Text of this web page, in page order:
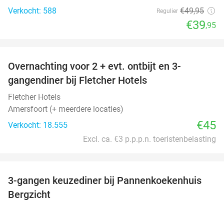
Verkocht: 588
Regulier €49,95
€39,95
Overnachting voor 2 + evt. ontbijt en 3-
gangendiner bij Fletcher Hotels
Fletcher Hotels
Amersfoort (+ meerdere locaties)
Verkocht: 18.555
€45
Excl. ca. €3 p.p.p.n. toeristenbelasting
42%
3-gangen keuzediner bij Pannenkoekenhuis
Bergzicht